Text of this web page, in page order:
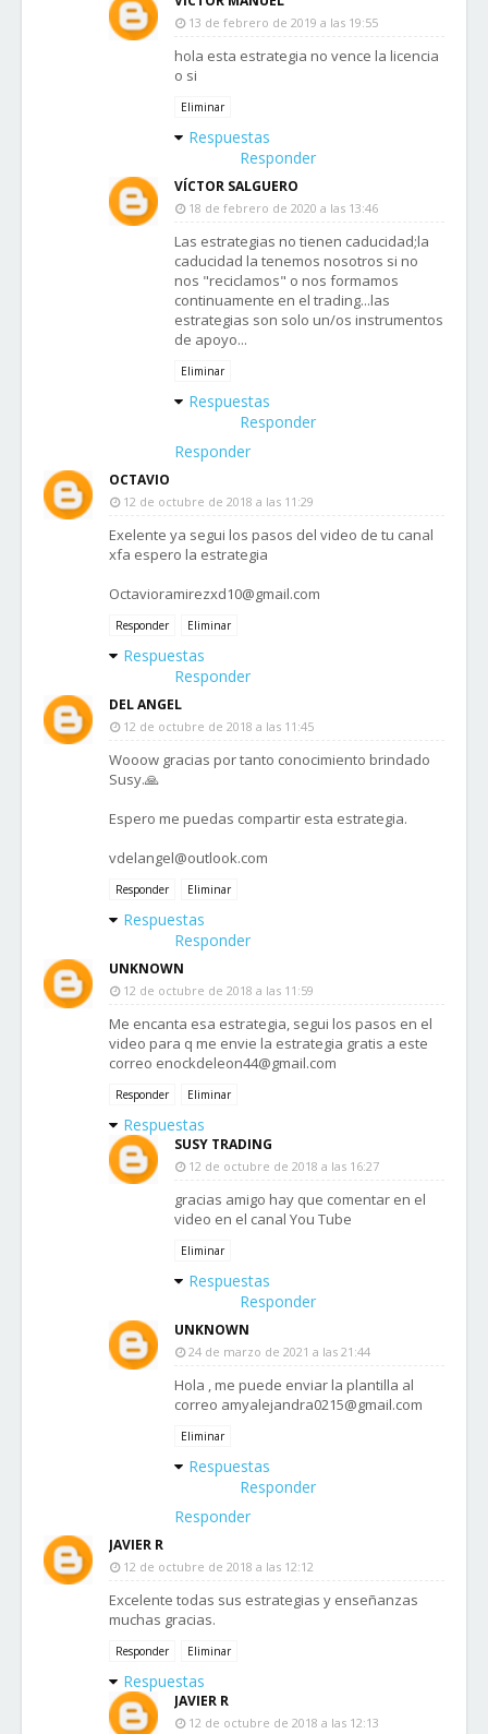
13 de febrero de 2019 a las 19:55
hola esta estrategia no vence la licencia
o si
Eliminar
Respuestas
Responder
VÍCTOR SALGUERO
18 de febrero de 2020 a las 13:46
Las estrategias no tienen caducidad;la
caducidad la tenemos nosotros si no
nos "reciclamos" o nos formamos
continuamente en el trading...las
estrategias son solo un/os instrumentos
de apoyo...
Eliminar
Respuestas
Responder
Responder
OCTAVIO
12 de octubre de 2018 a las 11:29
Exelente ya segui los pasos del video de tu canal
xfa espero la estrategia
Octavioramirezxd10@gmail.com
Responder Eliminar
Respuestas
Responder
DEL ANGEL
12 de octubre de 2018 a las 11:45
Wooow gracias por tanto conocimiento brindado
Susy.🙏
Espero me puedas compartir esta estrategia.
vdelangel@outlook.com
Responder Eliminar
Respuestas
Responder
UNKNOWN
12 de octubre de 2018 a las 11:59
Me encanta esa estrategia, segui los pasos en el
video para q me envie la estrategia gratis a este
correo enockdeleon44@gmail.com
Responder Eliminar
Respuestas
SUSY TRADING
12 de octubre de 2018 a las 16:27
gracias amigo hay que comentar en el
video en el canal You Tube
Eliminar
Respuestas
Responder
UNKNOWN
24 de marzo de 2021 a las 21:44
Hola , me puede enviar la plantilla al
correo amyalejandra0215@gmail.com
Eliminar
Respuestas
Responder
Responder
JAVIER R
12 de octubre de 2018 a las 12:12
Excelente todas sus estrategias y enseñanzas
muchas gracias.
Responder Eliminar
Respuestas
JAVIER R
12 de octubre de 2018 a las 12:13